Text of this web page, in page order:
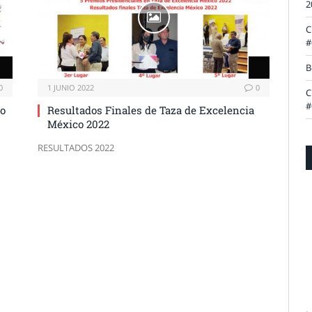
1 JUNIO 2022 0
Resultados Finales de Taza de Excelencia
México 2022
RESULTADOS 2022